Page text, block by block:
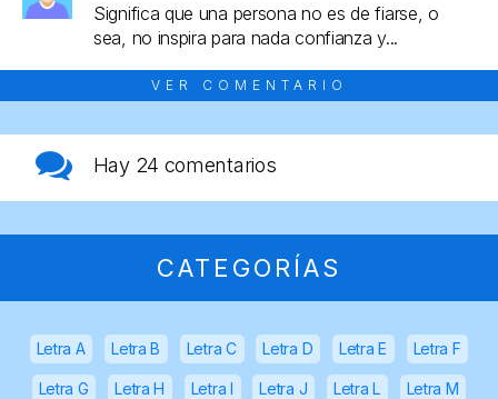
Significa que una persona no es de fiarse, o
sea, no inspira para nada confianza y...
VER COMENTARIO
Hay 24 comentarios
CATEGORÍAS
Letra A Letra B Letra C Letra D Letra E Letra F
Letra G Letra H Letra I Letra J Letra L Letra M